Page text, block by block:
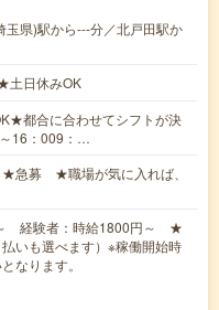
玉県)駅から---分／北戸田駅か
土日休みOK
都合に合わせてシフトが決
16：009：…
急募 ★職場が気に入れば、
経験者：時給1800円～ ★
いも選べます）※稼働開始時
なります。